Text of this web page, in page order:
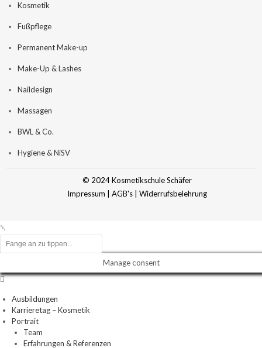
Kosmetik
Fußpflege
Permanent Make-up
Make-Up & Lashes
Naildesign
Massagen
BWL & Co.
Hygiene & NiSV
© 2024 Kosmetikschule Schäfer
Impressum
AGB's| Widerrufsbelehrung
Manage consent
Ausbildungen
Karrieretag – Kosmetik
Portrait
Team
Erfahrungen & Referenzen